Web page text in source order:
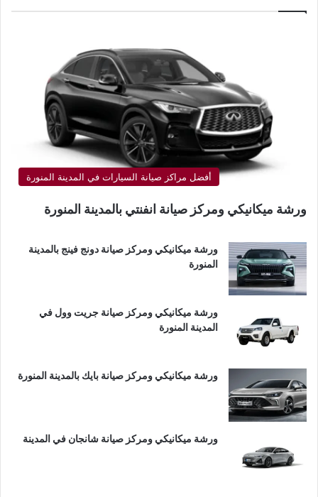
أفضل مراكز صيانة السيارات في المدينة المنورة
ورشة ميكانيكي ومركز صيانة انفنتي بالمدينة المنورة
ورشة ميكانيكي ومركز صيانة دونج فينج بالمدينة
المنورة
ورشة ميكانيكي ومركز صيانة جريت وول في
المدينة المنورة
ورشة ميكانيكي ومركز صيانة بايك بالمدينة المنورة
ورشة ميكانيكي ومركز صيانة شانجان في المدينة